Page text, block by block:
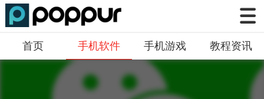
首页 手机软件 手机游戏 教程资讯